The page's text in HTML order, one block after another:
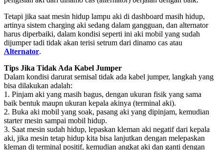
Tetapi jika saat mesin hidup lampu aki di dashboard masih hidup,
artinya sistem charging aki sedang dalam gangguan, dan alternator
harus diperbaiki, dalam kondisi seperti ini aki mobil yang sudah
dijumper tadi tidak akan terisi setrum dari dinamo cas atau
Alternator.
Tips Jika Tidak Ada Kabel Jumper
Dalam kondisi darurat semisal tidak ada kabel jumper, langkah yang
bisa dilakukan adalah:
1. Pinjam aki yang masih bagus, dengan ukuran fisik yang sama
baik bentuk maupn ukuran kepala akinya (terminal aki).
2. Buka aki mobil yang soak, pasang aki yang dipinjam, kemudian
starter mesin sampai mobil hidup.
3. Saat mesin sudah hidup, lepaskan kleman aki negatif dari kepala
aki, jika mesin tetap hidup kita bisa lanjutkan dengan melepaskan
kleman di terminal positif, kemudian angkat aki dan ganti dengan